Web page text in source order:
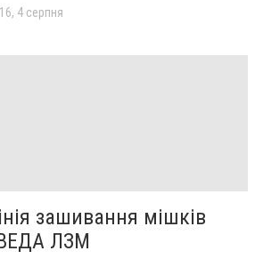
4 серпня
зашивання мішків
ЛЗМ